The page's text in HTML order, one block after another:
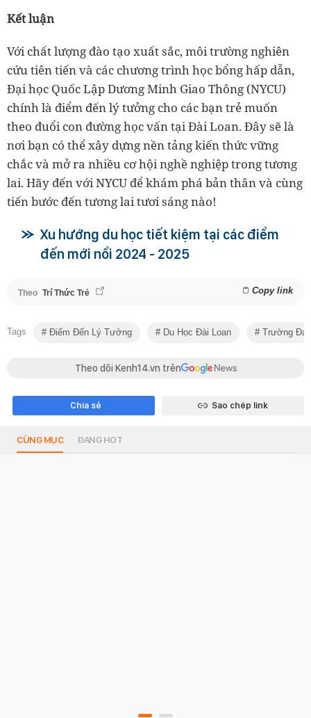
Kết luận
Với chất lượng đào tạo xuất sắc, môi trường nghiên
cứu tiên tiến và các chương trình học bổng hấp dẫn,
Đại học Quốc Lập Dương Minh Giao Thông (NYCU)
chính là điểm đến lý tưởng cho các bạn trẻ muốn
theo đuổi con đường học vấn tại Đài Loan. Đây sẽ là
nơi bạn có thể xây dựng nền tảng kiến thức vững
chắc và mở ra nhiều cơ hội nghề nghiệp trong tương
lai. Hãy đến với NYCU để khám phá bản thân và cùng
tiến bước đến tương lai tươi sáng nào!
Xu hướng du học tiết kiệm tại các điểm
đến mới nổi 2024 - 2025
Theo Trí Thức Trẻ Copy link
Tags Điểm Đến Lý Tưởng Du Học Đài Loan Trường Đại
Theo dõi Kenh14.vn trên
Chia sẻ Sao chép link
CÙNG MỤC ĐANG HOT